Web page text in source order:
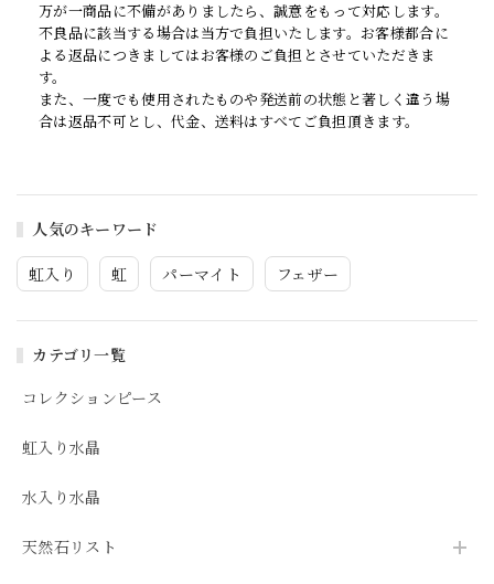
人気のキーワード
虹入り 虹 パーマイト フェザー
カテゴリ一覧
コレクションピース
虹入り水晶
水入り水晶
天然石リスト
万が一商品に不備がありましたら、誠意をもって対応します。
不良品に該当する場合は当方で負担いたします。お客様都合に
よる返品につきましてはお客様のご負担とさせていただきま
す。
また、一度でも使用されたものや発送前の状態と著しく違う場
合は返品不可とし、代金、送料はすべてご負担頂きます。